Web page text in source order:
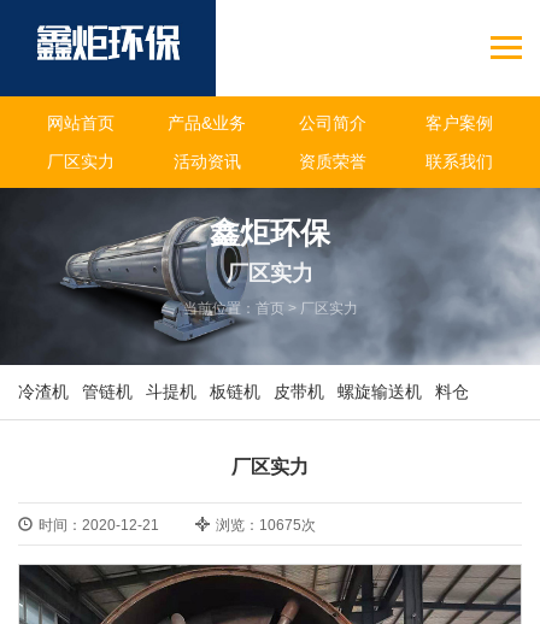
网站首页 产品&业务 公司简介
客户案例
厂区实力
活动资讯 资质荣誉 联系我们
鑫炬环保
厂区实力
当前位置： 首页> 厂区实力
冷渣机 管链机 斗提机 板链机 皮带机 螺旋输送机 料仓
厂区实力
时间：2020-12-21 浏览：10675次